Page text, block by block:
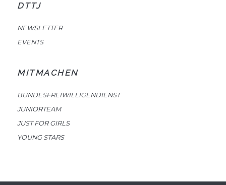
DTTJ
NEWSLETTER
EVENTS
MITMACHEN
BUNDESFREIWILLIGENDIENST
JUNIORTEAM
JUST FOR GIRLS
YOUNG STARS